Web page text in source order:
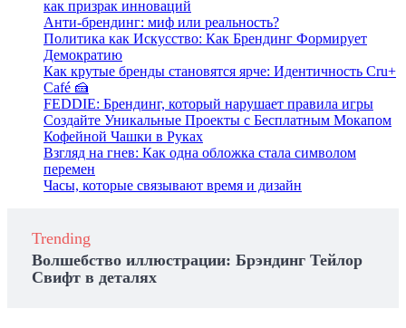
как призрак инноваций
Анти-брендинг: миф или реальность?
Политика как Искусство: Как Брендинг Формирует
Демократию
Как крутые бренды становятся ярче: Идентичность Cru+
Café 🍰
FEDDIE: Брендинг, который нарушает правила игры
Создайте Уникальные Проекты с Бесплатным Мокапом
Кофейной Чашки в Руках
Взгляд на гнев: Как одна обложка стала символом
перемен
Часы, которые связывают время и дизайн
Trending
Волшебство иллюстрации: Брэндинг Тейлор
Свифт в деталях